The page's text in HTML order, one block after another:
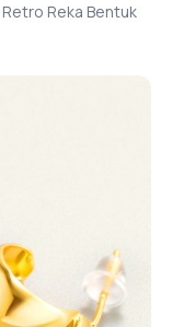
Reka Bentuk